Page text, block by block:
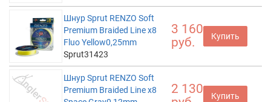
Шнур Sprut RENZO Soft
Premium Braided Line x8
Fluo Yellow0,25mm
Sprut31423
3 160
руб.
Купить
Шнур Sprut RENZO Soft
Premium Braided Line x8
2 130
Купить